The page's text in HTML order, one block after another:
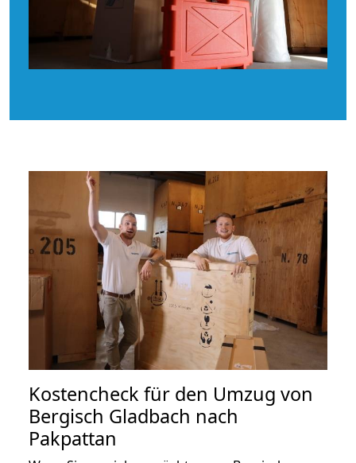
Kostencheck für den Umzug von
Bergisch Gladbach nach
Pakpattan